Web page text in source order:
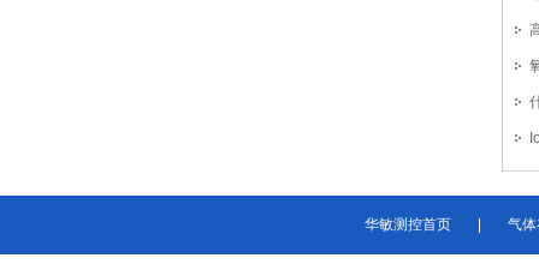
指
华敏测控首页 气